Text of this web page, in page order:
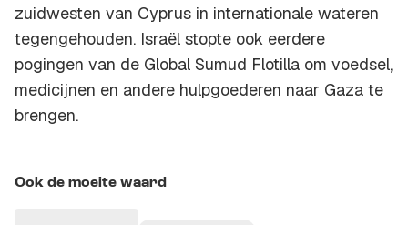
zuidwesten van Cyprus in internationale wateren
tegengehouden. Israël stopte ook eerdere
pogingen van de Global Sumud Flotilla om voedsel,
medicijnen en andere hulpgoederen naar Gaza te
brengen.
Ook de moeite waard